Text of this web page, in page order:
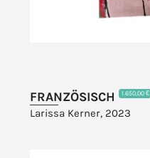
FRANZÖSISCH 1.650,00 €
Larissa Kerner, 2023